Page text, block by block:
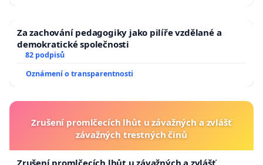
Za zachování pedagogiky jako pilíře vzdělané a
demokratické společnosti
82 podpisů
Oznámení o transparentnosti
Zrušení promlčecích lhůt u závažných a zvlášť
závažných trestných činů